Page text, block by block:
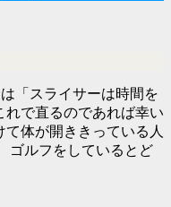
「スライサーは時間を
で直るのであれば幸い
体が開ききっている人
ゴルフをしているとど